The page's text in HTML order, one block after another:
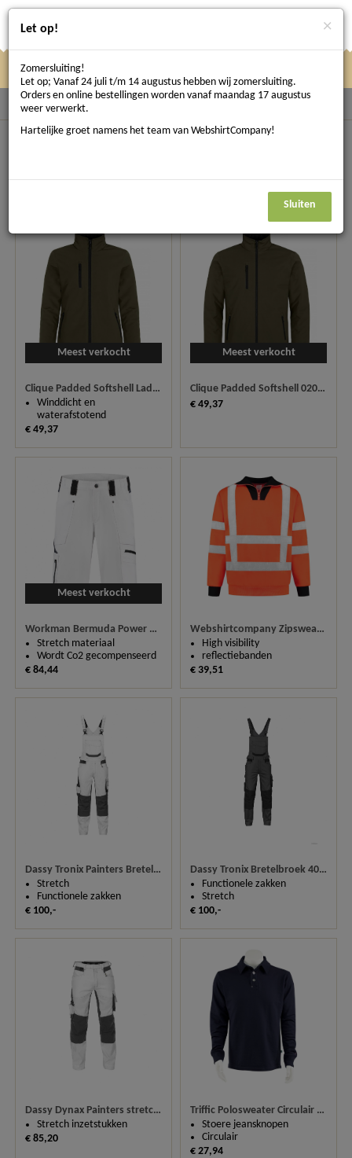
hier
Terug naar Sectoren
Bouwkleding
Meest verkocht
Clique Padded Softshell Lady 0200957
Winddicht en
waterafstotend
€ 49,37
Meest verkocht
Clique Padded Softshell 020954
€ 49,37
Meest verkocht
Workman Bermuda Power 2 Stretch
Stretch materiaal
Wordt Co2 gecompenseerd
€ 84,44
Webshirtcompany Zipsweater High Visibility RWS
High visibility
reflectiebanden
€ 39,51
Dassy Tronix Painters Bretelbroek 400164
Stretch
Functionele zakken
€ 100,-
Dassy Tronix Bretelbroek 400163
Functionele zakken
Stretch
€ 100,-
Dassy Dynax Painters stretch werkbroek met kniestukken 201019
Stretch inzetstukken
€ 85,20
Triffic Polosweater Circulair TRI4322631R
Stoere jeansknopen
Circulair
€ 27,94
Let op! ×
Zomersluiting!
Let op; Vanaf 24 juli t/m 14 augustus hebben wij zomersluiting.
Orders en online bestellingen worden vanaf maandag 17 augustus
weer verwerkt.
Hartelijke groet namens het team van WebshirtCompany!
Sluiten